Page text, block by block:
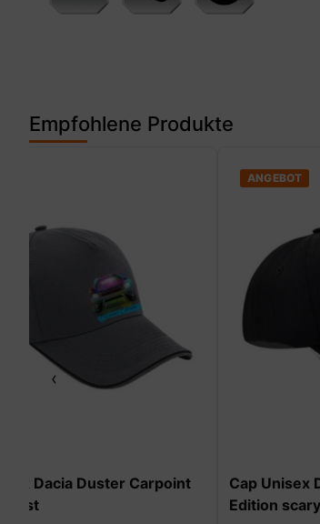
Empfohlene Produkte
‹
Cap Unisex Dacia Duster Carpoint